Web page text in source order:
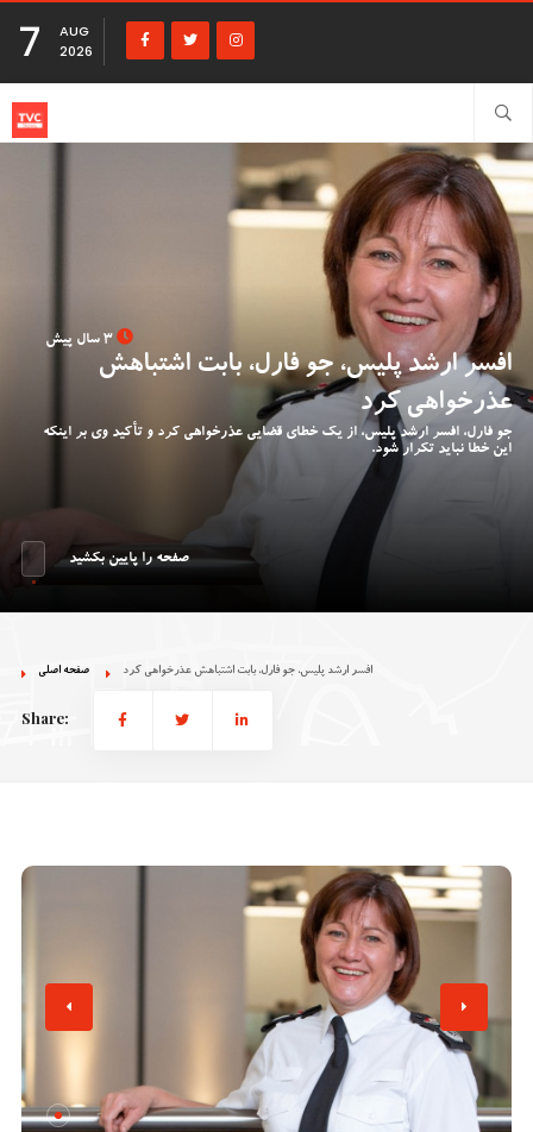
7
AUG
2026
3 سال پیش
افسر ارشد پلیس، جو فارل، بابت اشتباهش
عذرخواهی کرد
جو فارل، افسر ارشد پلیس، از یک خطای قضایی عذرخواهی کرد و تأکید وی بر اینکه
این خطا نباید تکرار شود.
صفحه را پایین بکشید
صفحه اصلی افسر ارشد پلیس، جو فارل، بابت اشتباهش عذرخواهی کرد
Share: